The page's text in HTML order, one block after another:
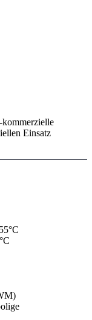
kommerzielle
Einsatz